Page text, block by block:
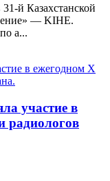
й Казахстанской
— KIHE.
а...
участие в
радиологов